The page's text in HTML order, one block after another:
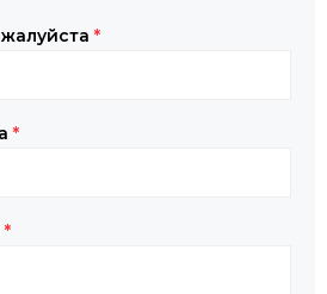
*
*
*